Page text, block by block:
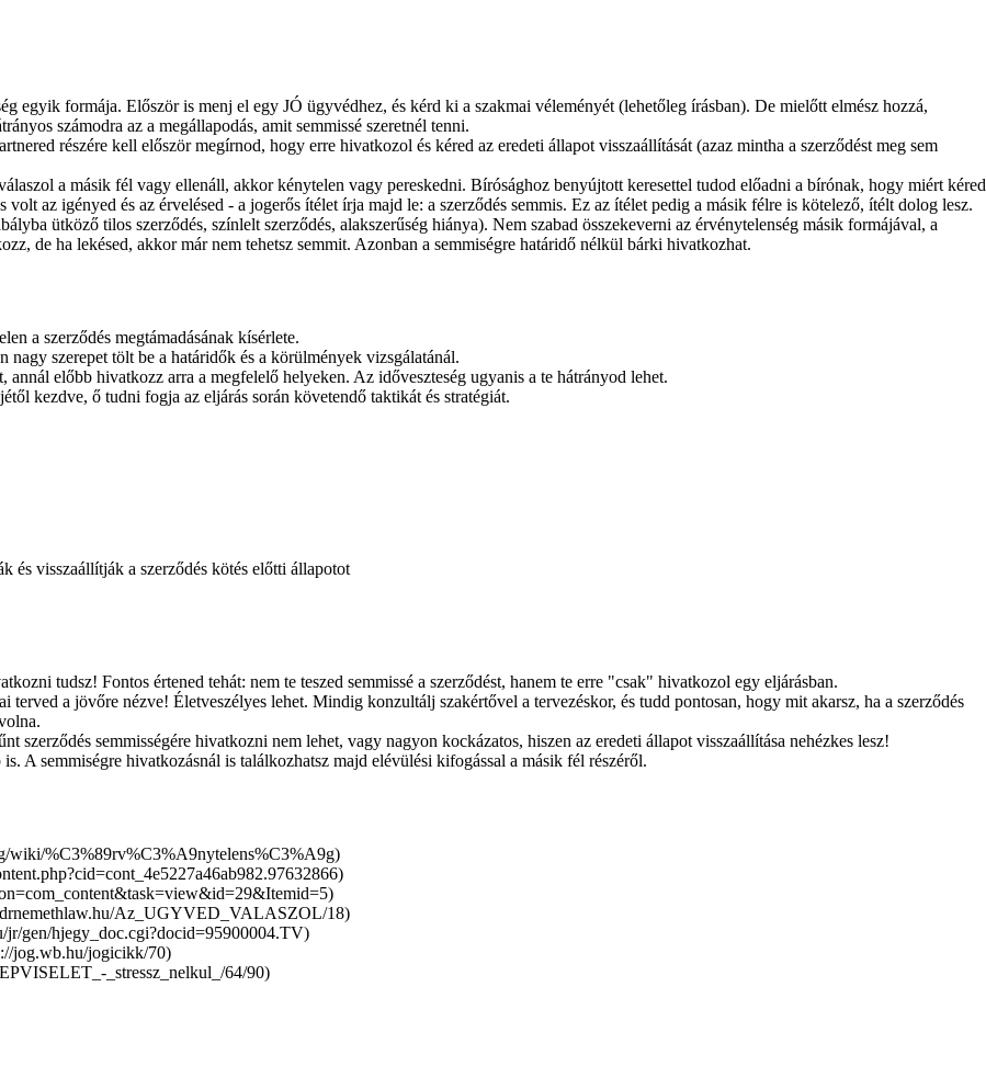
egyik formája. Először is menj el egy JÓ ügyvédhez, és kérd ki a szakmai véleményét (lehetőleg írásban). De mielőtt elmész hozzá,
számodra az a megállapodás, amit semmissé szeretnél tenni.
részére kell először megírnod, hogy erre hivatkozol és kéred az eredeti állapot visszaállítását (azaz mintha a szerződést meg sem
a másik fél vagy ellenáll, akkor kénytelen vagy pereskedni. Bírósághoz benyújtott keresettel tudod előadni a bírónak, hogy miért kéred
volt az igényed és az érvelésed - a jogerős ítélet írja majd le: a szerződés semmis. Ez az ítélet pedig a másik félre is kötelező, ítélt dolog lesz.
ütköző tilos szerződés, színlelt szerződés, alakszerűség hiánya). Nem szabad összekeverni az érvénytelenség másik formájával, a
de ha lekésed, akkor már nem tehetsz semmit. Azonban a semmiségre határidő nélkül bárki hivatkozhat.
a szerződés megtámadásának kísérlete.
szerepet tölt be a határidők és a körülmények vizsgálatánál.
előbb hivatkozz arra a megfelelő helyeken. Az időveszteség ugyanis a te hátrányod lehet.
kezdve, ő tudni fogja az eljárás során követendő taktikát és stratégiát.
és visszaállítják a szerződés kötés előtti állapotot
tudsz! Fontos értened tehát: nem te teszed semmissé a szerződést, hanem te erre "csak" hivatkozol egy eljárásban.
terved a jövőre nézve! Életveszélyes lehet. Mindig konzultálj szakértővel a tervezéskor, és tudd pontosan, hogy mit akarsz, ha a szerződés
szerződés semmisségére hivatkozni nem lehet, vagy nagyon kockázatos, hiszen az eredeti állapot visszaállítása nehézkes lesz!
A semmiségre hivatkozásnál is találkozhatsz majd elévülési kifogással a másik fél részéről.